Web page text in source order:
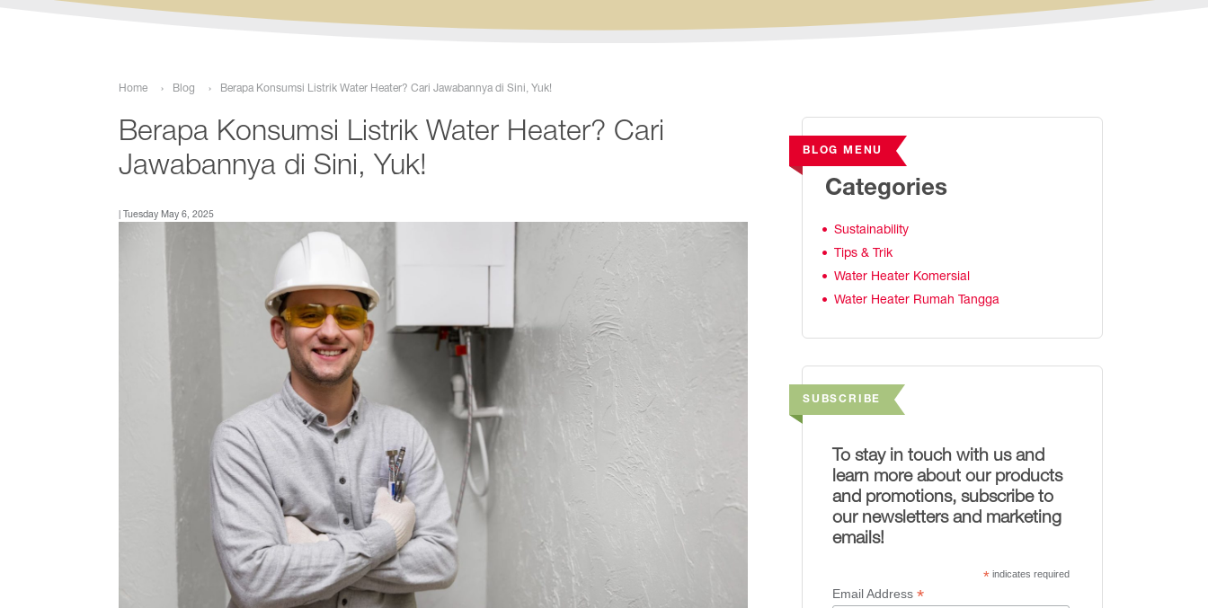
Home Blog Berapa Konsumsi Listrik Water Heater? Cari Jawabannya di Sini, Yuk!
Berapa Konsumsi Listrik Water Heater? Cari
Jawabannya di Sini, Yuk!
| Tuesday May 6, 2025
Categories
Sustainability
Tips & Trik
Water Heater Komersial
Water Heater Rumah Tangga
BLOG MENU
To stay in touch with us and
learn more about our products
and promotions, subscribe to
our newsletters and marketing
emails!
* indicates required
Email Address*
SUBSCRIBE